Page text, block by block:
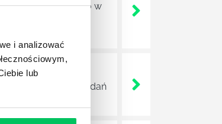
i analizować
lub
nie tylko w
w sektorze HR.
najważniejszych zadań